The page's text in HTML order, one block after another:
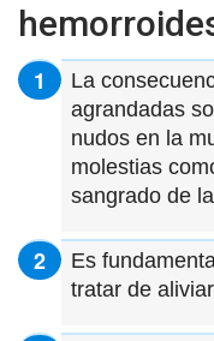
La
agrandadas
nudos en la
molestias
sangrado de
Es
tratar de